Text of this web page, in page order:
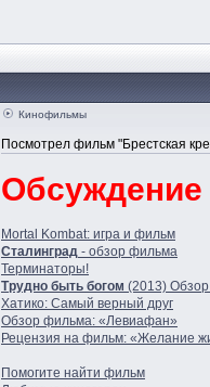
Кинофильмы
Посмотрел фильм "Брестская
Mortal Kombat: игра и фильм
Сталинград - обзор фильма
Терминаторы!
Трудно быть богом (2013)
Хатико: Самый верный друг
Обзор фильма: «Левиафан»
Рецензия на фильм: «Желание
Помогите найти фильм